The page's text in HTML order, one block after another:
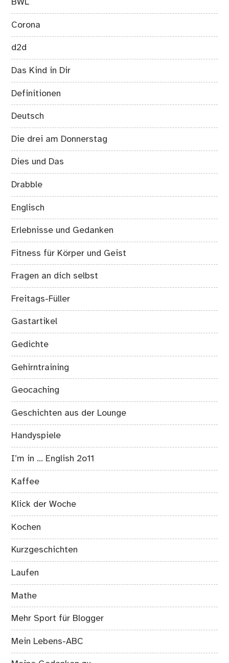
BWL
Corona
d2d
Das Kind in Dir
Definitionen
Deutsch
Die drei am Donnerstag
Dies und Das
Drabble
Englisch
Erlebnisse und Gedanken
Fitness für Körper und Geist
Fragen an dich selbst
Freitags-Füller
Gastartikel
Gedichte
Gehirntraining
Geocaching
Geschichten aus der Lounge
Handyspiele
I’m in … English 2o11
Kaffee
Klick der Woche
Kochen
Kurzgeschichten
Laufen
Mathe
Mehr Sport für Blogger
Mein Lebens-ABC